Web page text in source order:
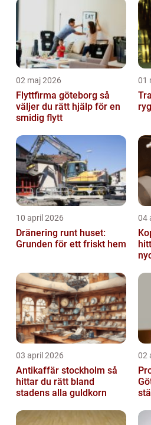
02 maj 2026
Flyttfirma göteborg så
väljer du rätt hjälp för en
smidig flytt
01
10 april 2026
Dränering runt huset:
Grunden för ett friskt hem
04
03 april 2026
Antikaffär stockholm så
hittar du rätt bland
stadens alla guldkorn
02